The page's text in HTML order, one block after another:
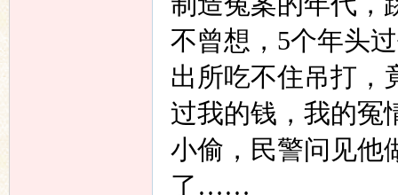
不曾想， 5个年头
出所吃不住吊打，
过我的钱，我的冤
小偷，民警问见他
了……